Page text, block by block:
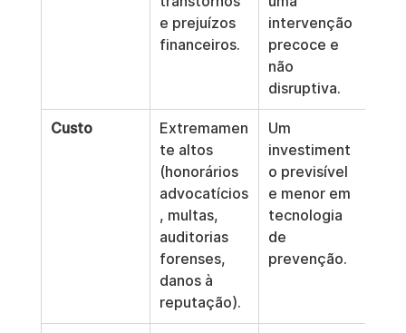
e prejuízos
financeiros.
intervenção
precoce e
não
disruptiva.
Custo
Extremamen
te altos
(honorários
advocatícios
, multas,
auditorias
forenses,
danos à
reputação).
Um
investiment
o previsível
e menor em
tecnologia
de
prevenção.